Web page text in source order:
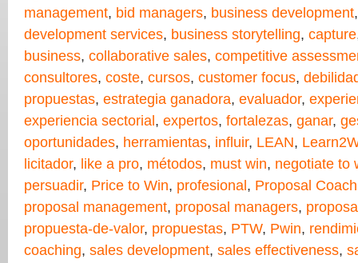
management, bid managers, business development
development services, business storytelling, capture
business, collaborative sales, competitive
consultores, coste, cursos, customer focus,
propuestas, estrategia ganadora, evaluador,
experiencia sectorial , expertos, fortalezas, ganar,
oportunidades, herramientas, influir, LEAN,
licitador, like a pro, métodos, must win, negotiate to
persuadir, Price to Win, profesional , Proposal Coach
proposal management, proposal managers,
propuesta-de-valor, propuestas, PTW, Pwin,
coaching, sales development, sales effectiveness,